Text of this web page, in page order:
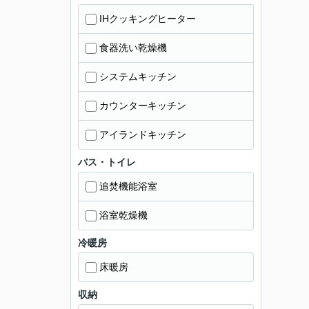
IHクッキングヒーター
食器洗い乾燥機
システムキッチン
カウンターキッチン
アイランドキッチン
バス・トイレ
追焚機能浴室
浴室乾燥機
冷暖房
床暖房
収納